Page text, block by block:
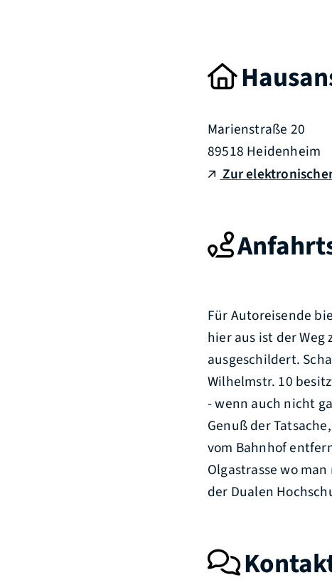
Marienstraße 20
89518 Heidenheim
Zur
Für Autoreisende
hier aus ist der
ausgeschildert.
Wilhelmstr. 10
- wenn auch nicht
Genuß der
vom Bahnhof
Olgastrasse wo
der Dualen